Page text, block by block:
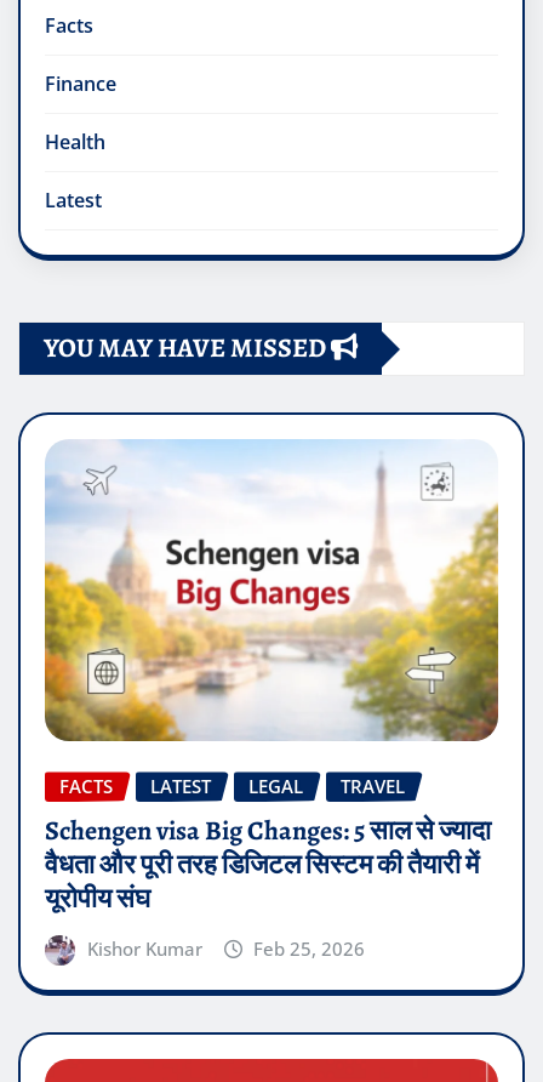
Facts
Finance
Health
Latest
YOU MAY HAVE MISSED
FACTS LATEST LEGAL TRAVEL
Schengen visa Big Changes: 5 साल से ज्यादा
वैधता और पूरी तरह डिजिटल सिस्टम की तैयारी में
यूरोपीय संघ
Kishor Kumar Feb 25, 2026